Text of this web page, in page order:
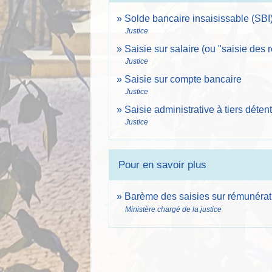
Solde bancaire insaisissable
Justice
Saisie sur salaire (ou "saisie des
Justice
Saisie sur compte bancaire
Justice
Saisie administrative à tiers
Justice
Pour en savoir plus
Barème des saisies sur
Ministère chargé de la justice